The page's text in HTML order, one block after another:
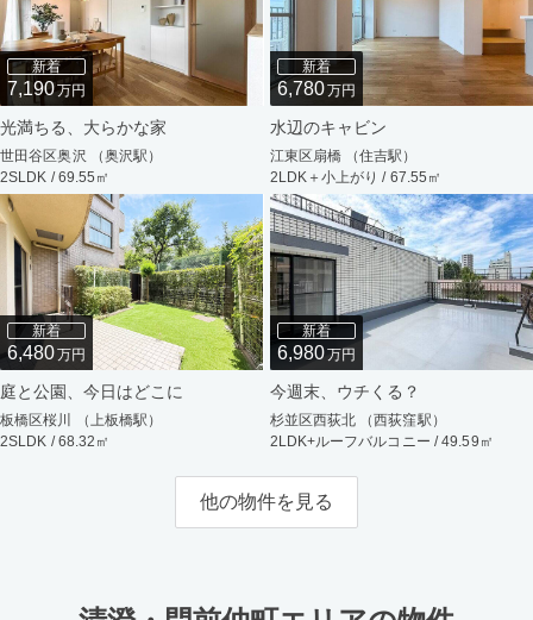
新着
7,190万円
光満ちる、大らかな家
世田谷区奥沢 （奥沢駅）
2SLDK / 69.55㎡
新着
6,780万円
水辺のキャビン
江東区扇橋 （住吉駅）
2LDK＋小上がり / 67.55㎡
新着
6,480万円
庭と公園、今日はどこに
板橋区桜川 （上板橋駅）
2SLDK / 68.32㎡
新着
6,980万円
今週末、ウチくる？
杉並区西荻北 （西荻窪駅）
2LDK+ルーフバルコニー / 49.59㎡
他の物件を見る